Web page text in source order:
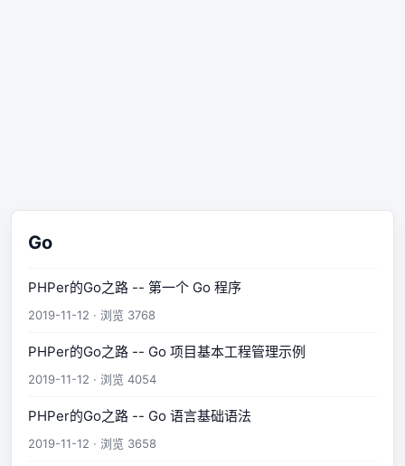
Go
PHPer的Go之路 -- 第一个 Go 程序
2019-11-12 · 浏览 3768
PHPer的Go之路 -- Go 项目基本工程管理示例
2019-11-12 · 浏览 4054
PHPer的Go之路 -- Go 语言基础语法
2019-11-12 · 浏览 3658